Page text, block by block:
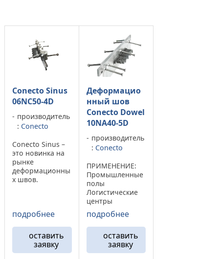
Сonecto Sinus
06NC50-4D
производитель
: Conecto
Conecto Sinus –
это новинка на
рынке
деформационны
х швов.
наилучшего
Конструкция
шва выполнена
таким образом,
подробнее
оставить
заявку
Деформацио
нный шов
Сonecto Dowel
10NA40-5D
производитель
: Conecto
ПРИМЕНЕНИЕ:
Промышленные
полы
Логистические
центры
Аэродромы
Тяжёлая
промышленност
ь Выставочные
павильоны
Торговые
подробнее
оставить
заявку